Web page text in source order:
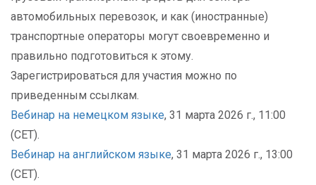
автомобильных перевозок, и как (иностранные)
транспортные операторы могут своевременно и
правильно подготовиться к этому.
Зарегистрироваться для участия можно по
приведенным ссылкам.
Вебинар на немецком языке, 31 марта 2026 г., 11:00
(CET).
Вебинар на английском языке, 31 марта 2026 г., 13:00
(CET).